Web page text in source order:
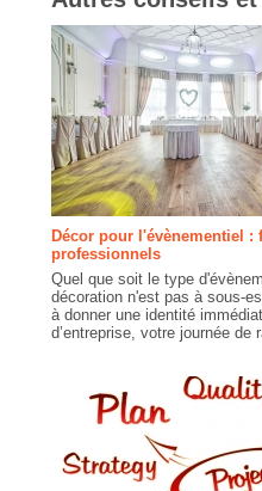
Décor pour l'évènementiel :
professionnels
Quel que soit le type
décoration n'est pas à sous-
à donner une identité
d’entreprise, votre journée de